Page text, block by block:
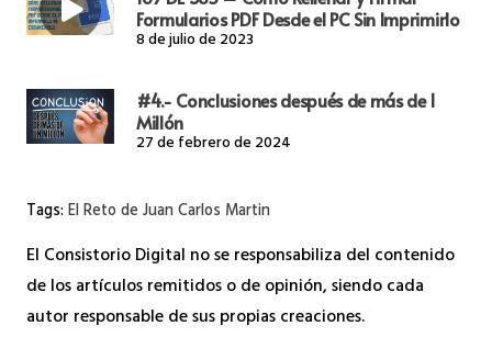
Formularios PDF Desde el PC Sin Imprimirlo
8 de julio de 2023
#4.- Conclusiones después de más de 1
Millón
27 de febrero de 2024
Tags:El Reto de Juan Carlos Martin
El Consistorio Digital no se responsabiliza del contenido
de los artículos remitidos o de opinión, siendo cada
autor responsable de sus propias creaciones.